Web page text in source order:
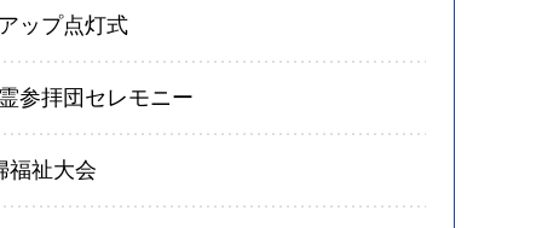
ップ点灯式
参拝団セレモニー
福祉大会